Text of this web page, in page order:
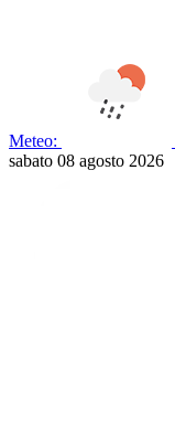
Meteo:
sabato 08 agosto 2026